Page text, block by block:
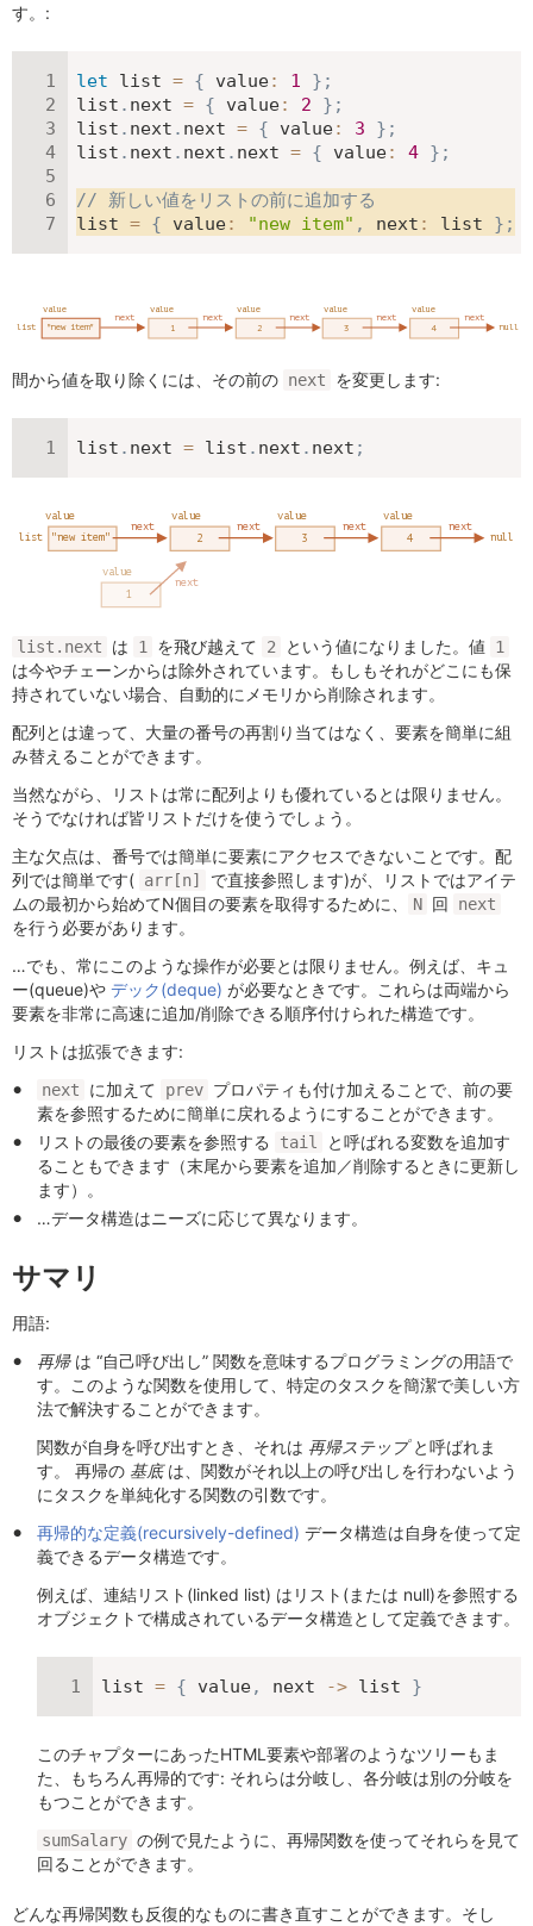
す。:
let list = { value: 1 } ;
list . next = { value: 2 } ;
list . next . next = { value: 3 } ;
list . next . next . next = { value: 4 } ;
// 新しい値をリストの前に追加する
list = { value: "new item" , next : list } ;
間から値を取り除くには、その前の next を変更します:
list . next = list . next . next ;
list.next は 1 を飛び越えて 2 という値になりました。値 1
は今やチェーンからは除外されています。もしもそれがどこにも保
持されていない場合、自動的にメモリから削除されます。
配列とは違って、大量の番号の再割り当てはなく、要素を簡単に組
み替えることができます。
当然ながら、リストは常に配列よりも優れているとは限りません。
そうでなければ皆リストだけを使うでしょう。
主な欠点は、番号では簡単に要素にアクセスできないことです。配
列では簡単です( arr[n]
で直接参照します)が、リストではアイテ
ムの最初から始めてN個目の要素を取得するために、
N 回 next
を行う必要があります。
…でも、常にこのような操作が必要とは限りません。例えば、キュ
ー(queue)や デック(deque) が必要なときです。これらは両端から
要素を非常に高速に追加/削除できる順序付けられた構造です。
リストは拡張できます:
next に加えて prev プロパティも付け加えることで、前の要
素を参照するために簡単に戻れるようにすることができます。
リストの最後の要素を参照する
tail
と呼ばれる変数を追加す
ることもできます（末尾から要素を追加／削除するときに更新し
ます）。
…データ構造はニーズに応じて異なります。
サマリ
用語:
再帰は “自己呼び出し” 関数を意味するプログラミングの用語で
す。このような関数を使用して、特定のタスクを簡潔で美しい方
法で解決することができます。
関数が自身を呼び出すとき、それは 再帰ステップと呼ばれま
す。 再帰の 基底は、関数がそれ以上の呼び出しを行わないよう
にタスクを単純化する関数の引数です。
再帰的な定義(recursively-defined) データ構造は自身を使って定
義できるデータ構造です。
例えば、連結リスト(linked list) はリスト(または null)を参照する
オブジェクトで構成されているデータ構造として定義できます。
list = { value, next -> list }
このチャプターにあったHTML要素や部署のようなツリーもま
た、もちろん再帰的です: それらは分岐し、各分岐は別の分岐を
もつことができます。
sumSalary の例で見たように、再帰関数を使ってそれらを見て
回ることができます。
どんな再帰関数も反復的なものに書き直すことができます。そし